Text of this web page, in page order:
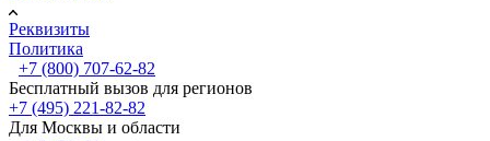
Реквизиты
Политика
+7 (800) 707-62-82
Бесплатный вызов для регионов
+7 (495) 221-82-82
Для Москвы и области